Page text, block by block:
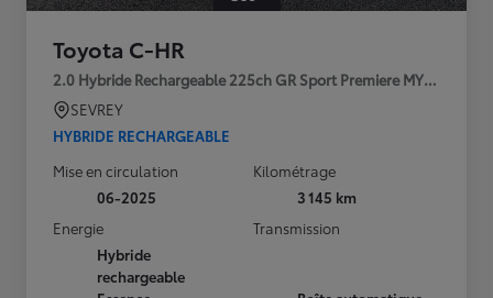
Toyota C-HR
2.0 Hybride Rechargeable 225ch GR Sport Premiere MY25
SEVREY
HYBRIDE RECHARGEABLE
Mise en circulation
06-2025
Kilométrage
3 145 km
Energie
Hybride
rechargeable
Transmission